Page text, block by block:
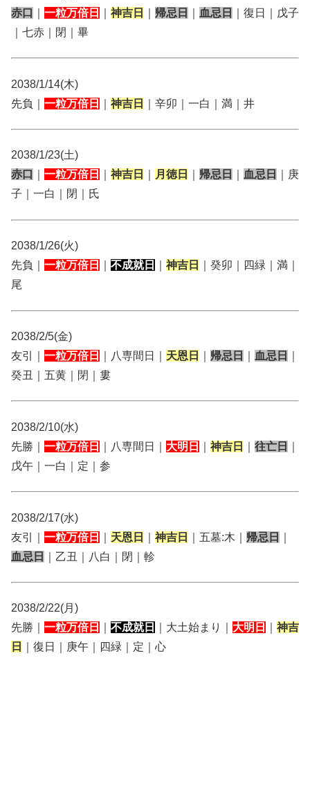
赤口
一粒万倍日 神吉日 帰忌日 血忌日
｜復日｜戊子
｜七赤｜閉｜畢
2038/1/14(木)
先負｜ 一粒万倍日 神吉日 ｜辛卯｜一白｜満｜井
2038/1/23(土)
赤口
一粒万倍日 神吉日 月徳日 帰忌日 血忌日
｜庚
子｜一白｜閉｜氏
2038/1/26(火)
先負｜ 一粒万倍日 不成就日 神吉日
｜癸卯｜四緑｜満｜
尾
2038/2/5(金)
友引｜ 一粒万倍日 ｜八専間日｜ 天恩日 帰忌日 血忌日
癸丑｜五黄｜閉｜婁
2038/2/10(水)
先勝｜ 一粒万倍日 ｜八専間日｜ 大明日 神吉日 往亡日
戊午｜一白｜定｜参
2038/2/17(水)
友引｜ 一粒万倍日 天恩日 神吉日 ｜五墓:木｜ 帰忌日
血忌日
｜乙丑｜八白｜閉｜軫
2038/2/22(月)
先勝｜ 一粒万倍日 不成就日 ｜大土始まり｜ 大明日
神吉
日
｜復日｜庚午｜四緑｜定｜心